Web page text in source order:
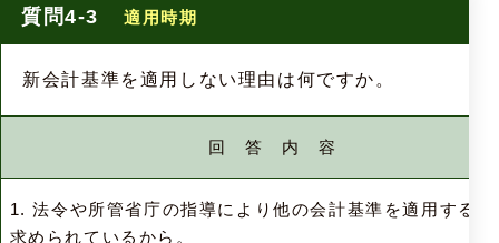
質問4-3 適用時期
新会計基準を適用しない理由は何ですか。
回 答 内 容
1. 法令や所管省庁の指導により他の会計基準を適用するこ
求められているから。